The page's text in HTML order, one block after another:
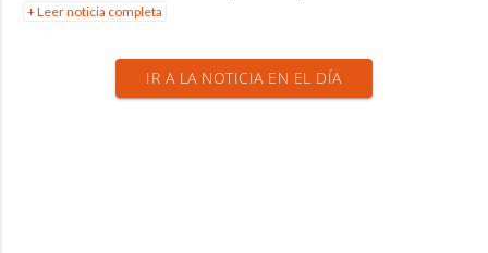
+ Leer noticia completa
IR A LA NOTICIA EN EL DÍA